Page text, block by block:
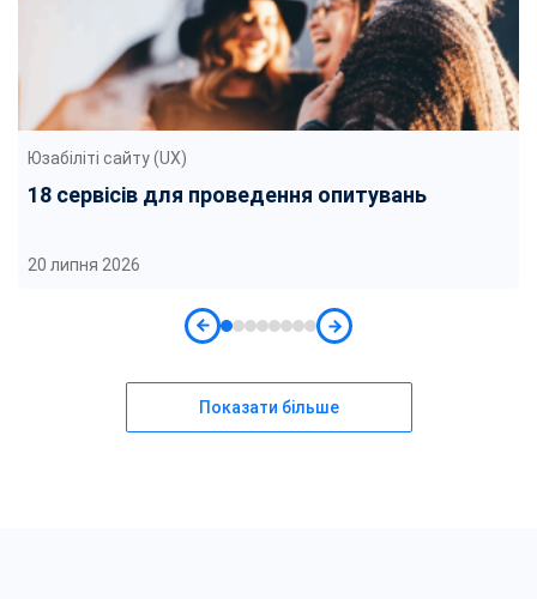
Юзабіліті сайту (UX)
18 сервісів для проведення опитувань
20 липня 2026
Показати більше